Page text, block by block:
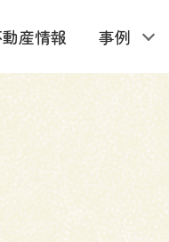
産情報 事例